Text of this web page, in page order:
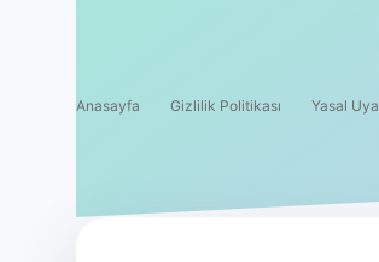
Anasayfa Gizlilik Politikası Yasal